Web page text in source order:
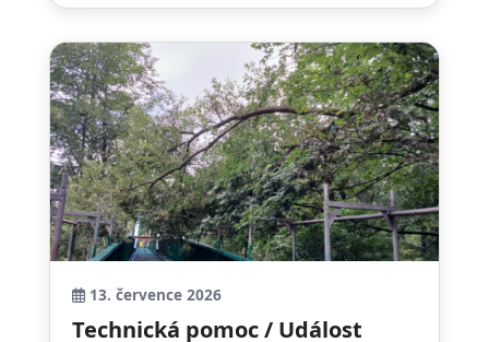
13. července 2026
Technická pomoc / Událost